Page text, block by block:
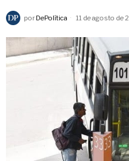
por DePolítica 11 de agosto de